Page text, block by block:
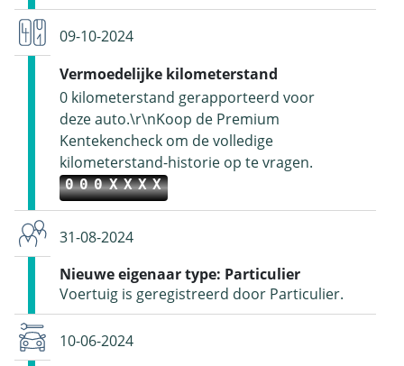
09-10-2024
Vermoedelijke kilometerstand
0 kilometerstand gerapporteerd voor
deze auto.\r\nKoop de Premium
Kentekencheck om de volledige
kilometerstand-historie op te vragen.
000XXXX
31-08-2024
Nieuwe eigenaar type: Particulier
Voertuig is geregistreerd door Particulier.
10-06-2024